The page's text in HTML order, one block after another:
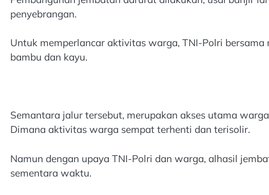
penyebrangan.
Untuk memperlancar aktivitas warga, TNI-Polri
bambu dan kayu.
Semantara jalur tersebut, merupakan akses utama
Dimana aktivitas warga sempat terhenti dan terisolir.
Namun dengan upaya TNI-Polri dan warga, alhasil
sementara waktu.